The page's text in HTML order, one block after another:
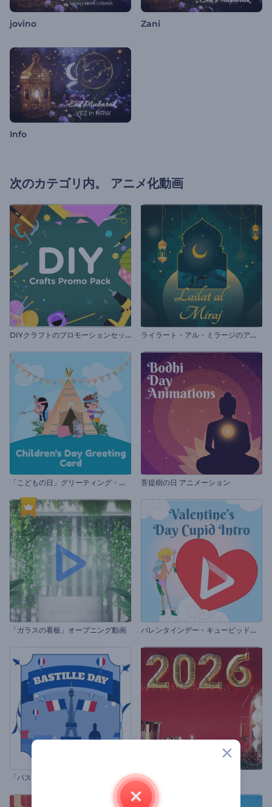
jovino Zani
Info
次のカテゴリ内。 アニメ化動画
D
IYクラフトのプロモーションセット ラ
イラート・アル・ミラージのアニメーション
「
こどもの日」グリーティング・カード 菩提樹の日 アニメーション
「ガラスの看板」オープニング動画 バ
レンタインデー・キューピッドのイントロ
「
バスティーユ・デイ・リール」のセット 新年明けましておめでとう